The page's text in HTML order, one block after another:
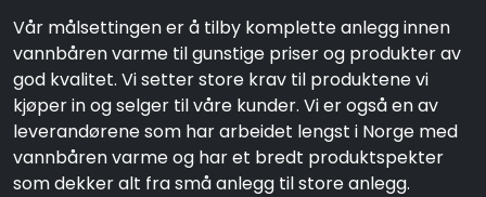
Vår målsettingen er å tilby komplette anlegg innen
vannbåren varme til gunstige priser og produkter av
god kvalitet. Vi setter store krav til produktene vi
kjøper in og selger til våre kunder. Vi er også en av
leverandørene som har arbeidet lengst i Norge med
vannbåren varme og har et bredt produktspekter
som dekker alt fra små anlegg til store anlegg.